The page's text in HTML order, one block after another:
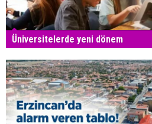
Üniversitelerde yeni dönem